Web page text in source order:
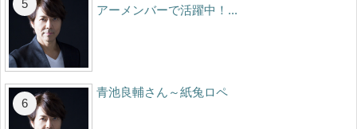
アーメンバーで活躍中！...
青池良輔さん～紙兔ロペ